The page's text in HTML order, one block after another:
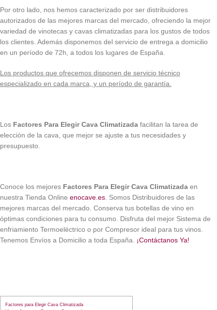
Por otro lado, nos hemos caracterizado por ser distribuidores
autorizados de las mejores marcas del mercado, ofreciendo la mejor
variedad de vinotecas y cavas climatizadas para los gustos de todos
los clientes. Además disponemos del servicio de entrega a domicilio
en un período de 72h, a todos los lugares de España.
Los productos que ofrecemos disponen de servicio técnico
especializado en cada marca, y un período de garantía.
Los Factores Para Elegir Cava Climatizada facilitan la tarea de
elección de la cava, que mejor se ajuste a tus necesidades y
presupuesto.
Conoce los mejores Factores Para Elegir Cava Climatizada en
nuestra Tienda Online enocave.es . Somos Distribuidores de las
mejores marcas del mercado. Conserva tus botellas de vino en
óptimas condiciones para tu consumo. Disfruta del mejor Sistema de
enfriamiento Termoeléctrico o por Compresor ideal para tus vinos.
Tenemos Envíos a Domicilio a toda España. ¡Contáctanos Ya!
Factores para Elegir Cava Climatizada